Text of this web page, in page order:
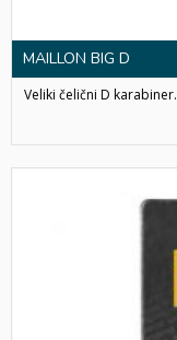
MAILLON BIG D
Veliki čelični D karabiner.